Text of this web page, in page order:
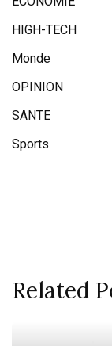
HIGH-TECH
Monde
OPINION
SANTE
Sports
Related